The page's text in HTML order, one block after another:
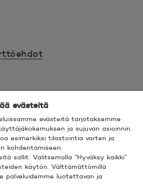
Hevosenkenkä 3, 02600
evästeitä
evästeitä tarjotaksemme
ja sujuvan asioinnin.
esimerkiksi tilastointia varten ja
kohdentamiseen.
sallit. Valitsemalla ”Hyväksy kaikki”
käytön. Välttämättömillä
palveluidemme luotettavan ja